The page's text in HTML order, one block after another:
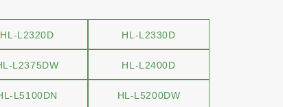
HL-L2320D HL-L2330D
L2375DW HL-L2400D
L5100DN HL-L5200DW